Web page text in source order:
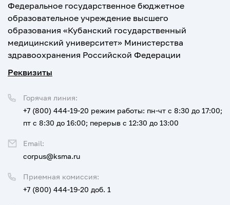
Федеральное государственное бюджетное
образовательное учреждение высшего
образования «Кубанский государственный
медицинский университет» Министерства
здравоохранения Российской Федерации
Реквизиты
Приемная комиссия:
+7 (800) 444-19-20 доб. 1
Горячая линия:
+7 (800) 444-19-20 режим работы: пн-чт с 8:30 до 17:00;
пт с 8:30 до 16:00; перерыв с 12:30 до 13:00
Email:
corpus@ksma.ru